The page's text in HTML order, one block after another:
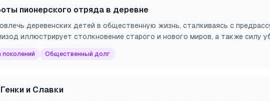
пионерского отряда в деревне
деревенских детей в общественную жизнь, сталкиваясь с
иллюстрирует столкновение старого и нового миров, а также силу
поколений Общественный долг
и Славки